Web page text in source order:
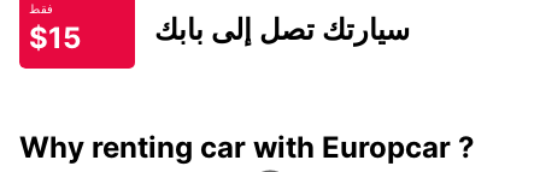
فقط
$15 سيارتك تصل إلى بابك
Why renting car with Europcar ?